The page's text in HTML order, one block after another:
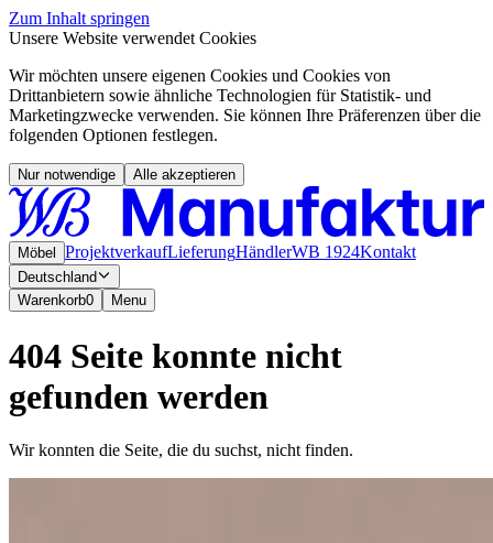
Zum Inhalt springen
Unsere Website verwendet Cookies
Wir möchten unsere eigenen Cookies und Cookies von
Drittanbietern sowie ähnliche Technologien für Statistik- und
Marketingzwecke verwenden. Sie können Ihre Präferenzen über die
folgenden Optionen festlegen.
Nur notwendige Alle akzeptieren
Möbel ProjektverkaufLieferungHändlerWB 1924Kontakt
Deutschland
Warenkorb0 Menu
404 Seite konnte nicht
gefunden werden
Wir konnten die Seite, die du suchst, nicht finden.